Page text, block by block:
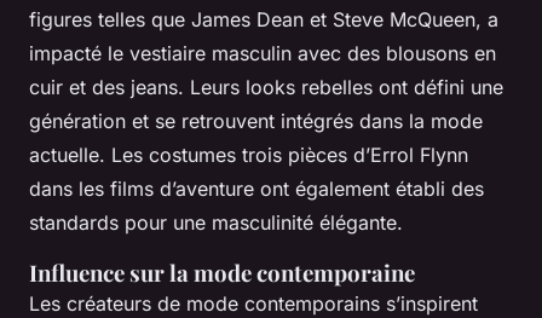
figures telles que James Dean et Steve McQueen, a
impacté le vestiaire masculin avec des blousons en
cuir et des jeans. Leurs looks rebelles ont défini une
génération et se retrouvent intégrés dans la mode
actuelle. Les costumes trois pièces d’Errol Flynn
dans les films d’aventure ont également établi des
standards pour une masculinité élégante.
Influence sur la mode contemporaine
Les créateurs de mode contemporains s’inspirent